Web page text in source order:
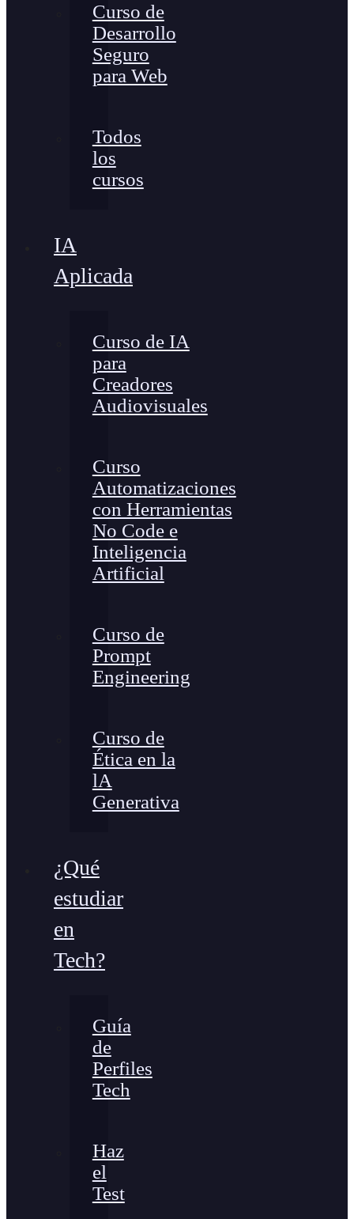
Curso de
Desarrollo
Seguro
para Web
Todos
los
cursos
IA
Aplicada
Curso de IA
para
Creadores
Audiovisuales
Curso
Automatizaciones
con Herramientas
No Code e
Inteligencia
Artificial
Curso de
Prompt
Engineering
Curso de
Ética en la
lA
Generativa
¿Qué
estudiar
en
Tech?
Guía
de
Perfiles
Tech
Haz
el
Test